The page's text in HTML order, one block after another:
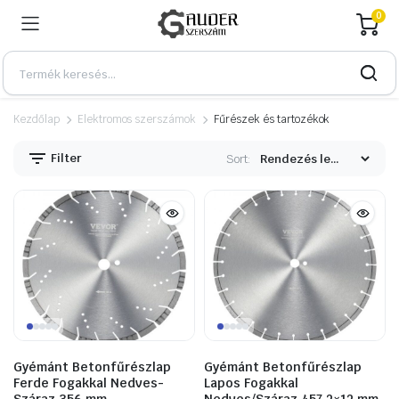
0
Kezdőlap Elektromos szerszámok Fűrészek és tartozékok
Filter Sort:
Gyémánt Betonfűrészlap
Ferde Fogakkal Nedves-
Gyémánt Betonfűrészlap
Lapos Fogakkal